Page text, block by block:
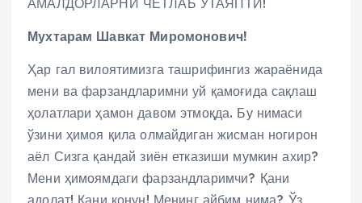
АМАЛДОРЛАРНИ ЧЕТЛАБ ЎТАЯПТИ!
Мухтарам Шавкат Миромонович!
Ҳар гал вилоятимизга ташрифингиз жараёнида
мени ва фарзандларимни уй қамоғида сақлаш
ҳолатлари ҳамон давом этмоқда. Бу нимаси
ўзини ҳимоя қила олмайдиган жисман ногирон
аёл Сизга қандай зиён етказиши мумкин ахир?
Мени ҳимоямдаги фарзандларимчи? Қани